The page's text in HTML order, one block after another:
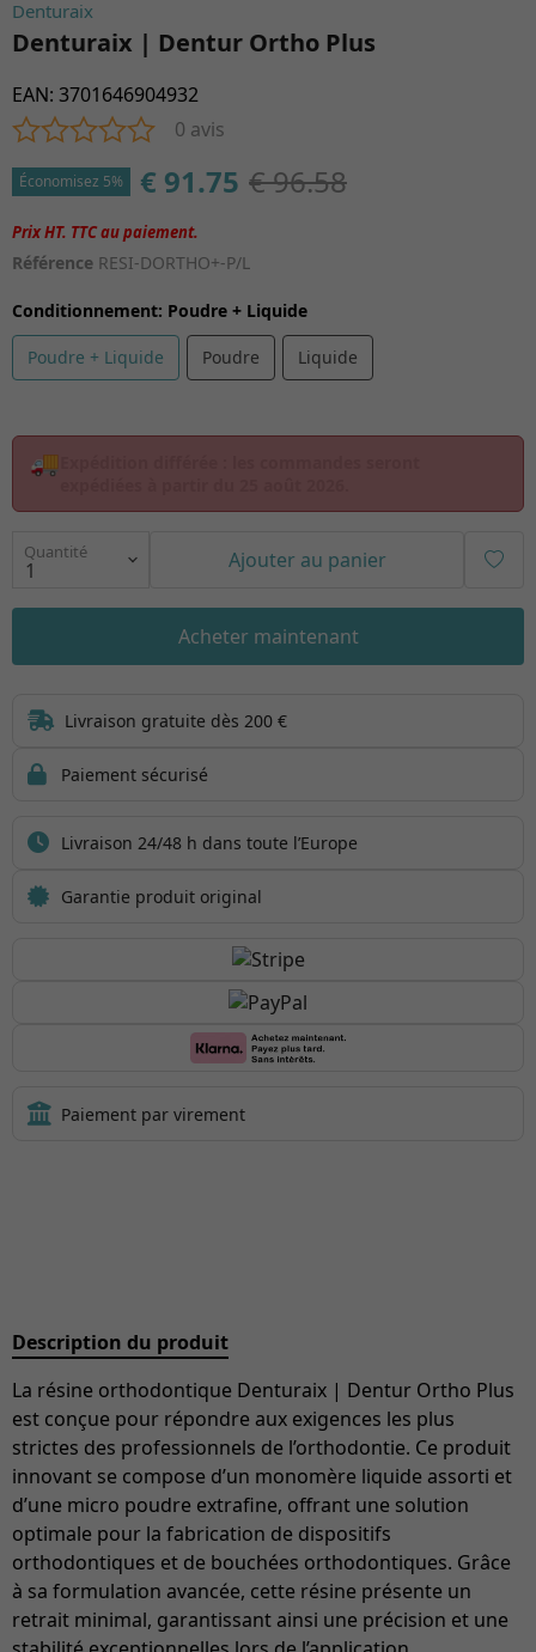
Denturaix
Denturaix | Dentur Ortho Plus
EAN: 3701646904932
0 avis
Économisez 5% € 91.75 € 96.58
Référence RESI-DORTHO+-P/L
Conditionnement: Poudre + Liquide
Poudre + Liquide Poudre Liquide
🚚
Quantité Ajouter au panier
Acheter maintenant
Description du produit
La résine orthodontique Denturaix | Dentur Ortho Plus
est conçue pour répondre aux exigences les plus
strictes des professionnels de l’orthodontie. Ce produit
innovant se compose d’un monomère liquide assorti et
d’une micro poudre extrafine, offrant une solution
optimale pour la fabrication de dispositifs
orthodontiques et de bouchées orthodontiques. Grâce
à sa formulation avancée, cette résine présente un
retrait minimal, garantissant ainsi une précision et une